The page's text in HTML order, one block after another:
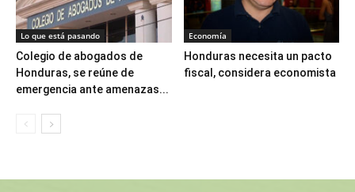
Lo que está pasando
Colegio de abogados de
Honduras, se reúne de
emergencia ante amenazas...
Economía
Honduras necesita un pacto
fiscal, considera economista